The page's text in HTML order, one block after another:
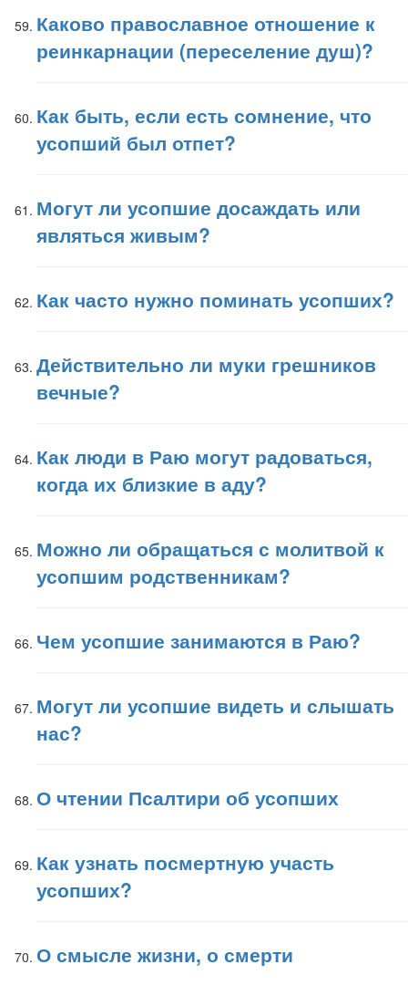
Каково православное отношение к
реинкарнации (переселение душ)?
Как быть, если есть сомнение, что
усопший был отпет?
Могут ли усопшие досаждать или
являться живым?
Как часто нужно поминать усопших?
Действительно ли муки грешников
вечные?
Как люди в Раю могут радоваться,
когда их близкие в аду?
Можно ли обращаться с молитвой к
усопшим родственникам?
Чем усопшие занимаются в Раю?
Могут ли усопшие видеть и слышать
нас?
О чтении Псалтири об усопших
Как узнать посмертную участь
усопших?
О смысле жизни, о смерти